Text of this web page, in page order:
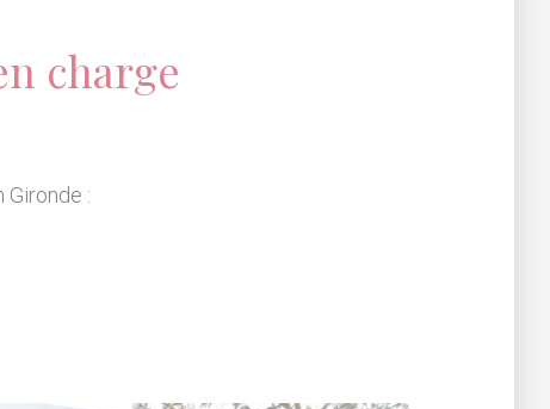
charge
: